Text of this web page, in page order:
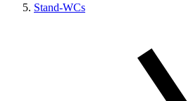
Stand-WCs